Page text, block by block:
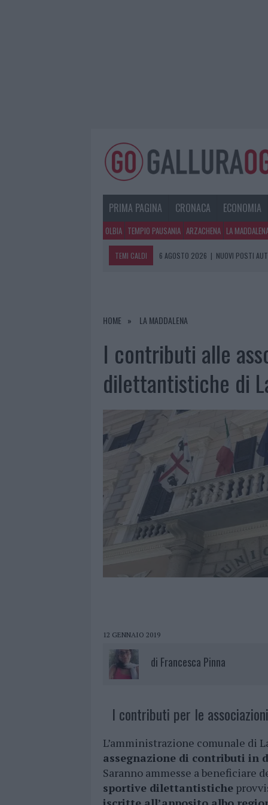
PRIMA PAGINA CRONACA ECONOMIA
OLBIA TEMPIO PAUSANIA ARZACHENA LA
TEMI CALDI 6 AGOSTO 2026 | NUOVI POSTI
6 AGOSTO 2026 | TEST TUNNEL OLBIA: RAMPE
HOME LA MADDALENA
I contributi alle
dilettantistiche di
12 GENNAIO 2019
di Francesca Pinna
I contributi per le
L’amministrazione comunale di
assegnazione di contributi in
Saranno ammesse a beneficiare
sportive dilettantistiche